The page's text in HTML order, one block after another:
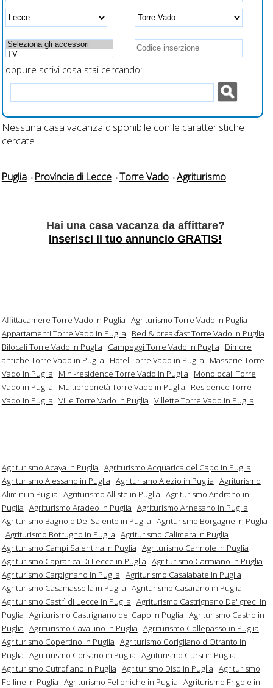
ricarica veloce
smartphone
oppure scrivi cosa stai cercando:
Nessuna casa vacanza disponibile con le caratteristiche
cercate
Puglia Provincia di Lecce Torre Vado Agriturismo
Hai una casa vacanza da affittare?
Inserisci il tuo annuncio GRATIS!
Affittacamere Torre Vado in Puglia Agriturismo Torre Vado in Puglia
Appartamenti Torre Vado in Puglia
Bed & breakfast Torre Vado in Puglia
Bilocali Torre Vado in Puglia
Campeggi Torre Vado in Puglia
Dimore
antiche Torre Vado in Puglia
Hotel Torre Vado in Puglia
Masserie Torre
Vado in Puglia
Mini-residence Torre Vado in Puglia
Monolocali Torre
Vado in Puglia
Multiproprietà Torre Vado in Puglia
Residence Torre
Vado in Puglia Ville Torre Vado in Puglia Villette Torre Vado in Puglia
Agriturismo Acaya in Puglia Agriturismo Acquarica del Capo in Puglia
Agriturismo Alessano in Puglia Agriturismo Alezio in Puglia Agriturismo
Alimini in Puglia Agriturismo Alliste in Puglia Agriturismo Andrano in
Puglia Agriturismo Aradeo in Puglia Agriturismo Arnesano in Puglia
Agriturismo Bagnolo Del Salento in Puglia Agriturismo Borgagne in Puglia
Agriturismo Botrugno in Puglia Agriturismo Calimera in Puglia
Agriturismo Campi Salentina in Puglia Agriturismo Cannole in Puglia
Agriturismo Caprarica Di Lecce in Puglia Agriturismo Carmiano in Puglia
Agriturismo Carpignano in Puglia Agriturismo Casalabate in Puglia
Agriturismo Casamassella in Puglia Agriturismo Casarano in Puglia
Agriturismo Castrì di Lecce in Puglia Agriturismo Castrignano De' greci in
Puglia Agriturismo Castrignano del Capo in Puglia Agriturismo Castro in
Puglia Agriturismo Cavallino in Puglia Agriturismo Collepasso in Puglia
Agriturismo Copertino in Puglia Agriturismo Corigliano d'Otranto in
Puglia Agriturismo Corsano in Puglia Agriturismo Cursi in Puglia
Agriturismo Cutrofiano in Puglia Agriturismo Diso in Puglia Agriturismo
Felline in Puglia Agriturismo Felloniche in Puglia Agriturismo Frigole in